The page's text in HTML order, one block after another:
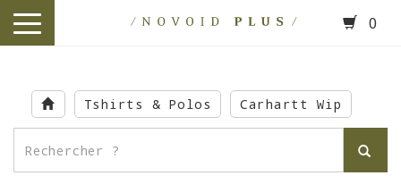
main
content
toggle
0
Tshirts & Polos Carhartt Wip